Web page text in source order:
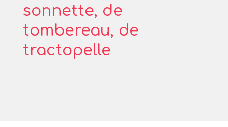
sonnette, de
tombereau, de
tractopelle